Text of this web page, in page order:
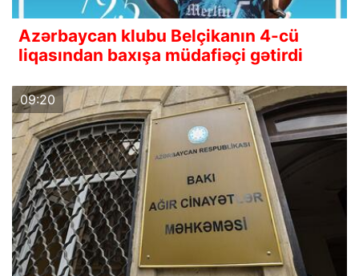
Azərbaycan klubu Belçikanın 4-cü
liqasından baxışa müdafiəçi gətirdi
09:20